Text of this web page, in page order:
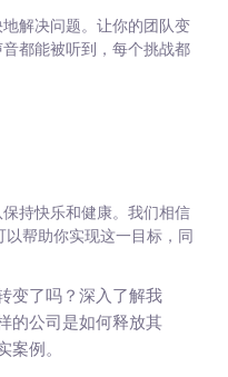
解决问题。让你的团队变
都能被听到，每个挑战都
持快乐和健康。我们相信
帮助你实现这一目标，同
变了吗？深入了解我
的公司是如何释放其
案例。